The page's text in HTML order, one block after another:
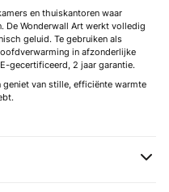
en thuiskantoren waar
De Wonderwall Art werkt volledig
geluid. Te gebruiken als
in afzonderlijke
gecertificeerd, 2 jaar garantie.
geniet van stille, efficiënte warmte